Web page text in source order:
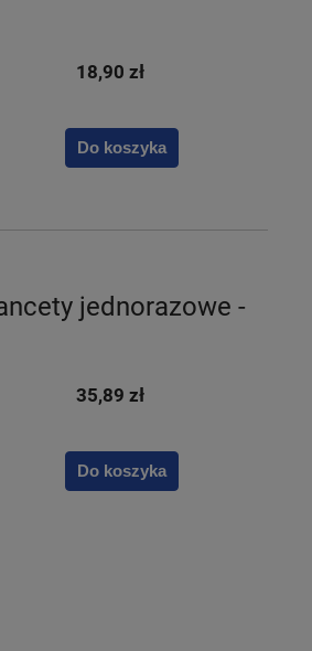
18,90 zł
Do koszyka
jednorazowe -
35,89 zł
Do koszyka